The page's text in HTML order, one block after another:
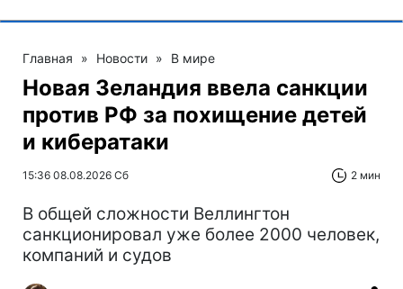
Главная » Новости » В мире
Новая Зеландия ввела санкции
против РФ за похищение детей
и кибератаки
15:36 08.08.2026 Сб 2 мин
В общей сложности Веллингтон
санкционировал уже более 2000 человек,
компаний и судов